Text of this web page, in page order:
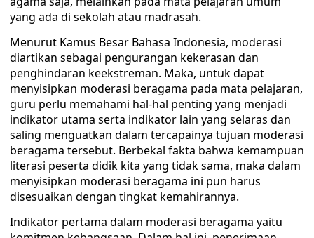
yang ada di sekolah atau madrasah.
Menurut Kamus Besar Bahasa Indonesia, moderasi
diartikan sebagai pengurangan kekerasan dan
penghindaran keekstreman. Maka, untuk dapat
menyisipkan moderasi beragama pada mata pelajaran,
guru perlu memahami hal-hal penting yang menjadi
indikator utama serta indikator lain yang selaras dan
saling menguatkan dalam tercapainya tujuan moderasi
beragama tersebut. Berbekal fakta bahwa kemampuan
literasi peserta didik kita yang tidak sama, maka dalam
menyisipkan moderasi beragama ini pun harus
disesuaikan dengan tingkat kemahirannya.
Indikator pertama dalam moderasi beragama yaitu